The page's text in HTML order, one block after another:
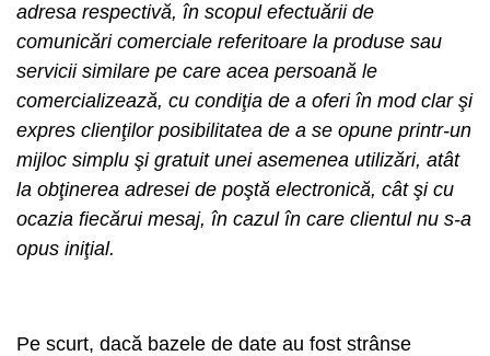
adresa respectivă, în scopul efectuării de
comunicări comerciale referitoare la produse sau
servicii similare pe care acea persoană le
comercializează, cu condiţia de a oferi în mod clar şi
expres clienţilor posibilitatea de a se opune printr-un
mijloc simplu şi gratuit unei asemenea utilizări, atât
la obţinerea adresei de poştă electronică, cât şi cu
ocazia fiecărui mesaj, în cazul în care clientul nu s-a
opus iniţial.
Pe scurt, dacă bazele de date au fost strânse